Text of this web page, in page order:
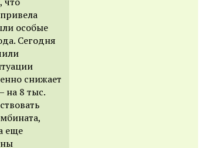
особые
Сегодня
снижает
на 8 тыс.
еще